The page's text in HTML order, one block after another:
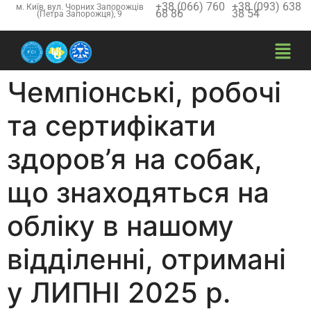
м. Київ, вул. Чорних Запорожців
(Петра Запорожця), 9
+38 (066) 760
68 86
+38 (093) 638
38 54
Чемпіонські, робочі
та сертифікати
здоров’я на собак,
що знаходяться на
обліку в нашому
відділенні, отримані
у ЛИПНІ 2025 р.